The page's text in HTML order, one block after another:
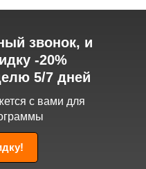
звонок, и
-20%
5/7 дней
с вами для